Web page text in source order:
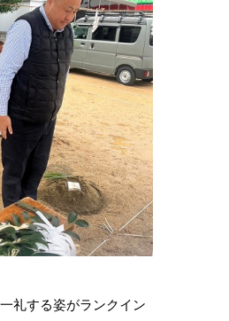
礼する姿がランクイン